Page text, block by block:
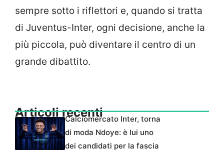
sempre sotto i riflettori e, quando si tratta
di Juventus-Inter, ogni decisione, anche la
più piccola, può diventare il centro di un
grande dibattito.
Articoli recentiCalciomercato Inter, torna
di moda Ndoye: è lui uno
dei candidati per la fascia